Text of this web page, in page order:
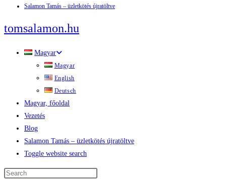
Salamon Tamás – üzletkötés újratöltve
tomsalamon.hu
Magyar
Magyar
English
Deutsch
Magyar, főoldal
Vezetés
Blog
Salamon Tamás – üzletkötés újratöltve
Toggle website search